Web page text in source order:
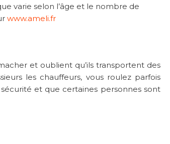
varie selon l’âge et le nombre de
www.ameli.fr
et oublient qu’ils transportent des
les chauffeurs, vous roulez parfois
et que certaines personnes sont